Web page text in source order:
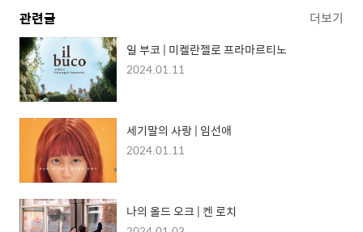
관련글 더보기
일 부코 | 미켈란젤로 프라마르티노
2024.01.11
세기말의 사랑 | 임선애
2024.01.11
나의 올드 오크 | 켄 로치